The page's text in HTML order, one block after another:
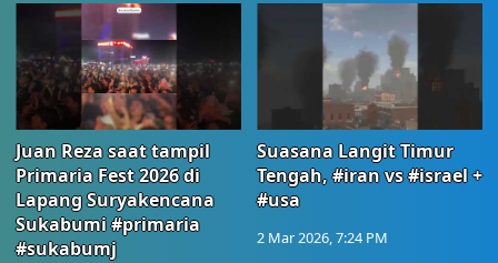
Juan Reza saat tampil
Primaria Fest 2026 di
Lapang Suryakencana
Sukabumi #primaria
#sukabumj
Suasana Langit Timur
Tengah, #iran vs #israel +
#usa
2 Mar 2026, 7:24 PM